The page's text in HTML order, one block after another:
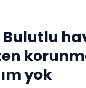
Bulutlu
yok